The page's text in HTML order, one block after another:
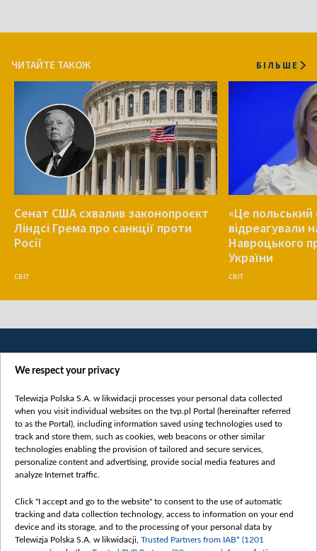
ЧИТАЙТЕ ТАКОЖ БІЛЬШЕ
Сенат США схвалив законопроєкт
Ліндсі Грема про санкції проти
Росії
СВІТ
«Це польський
відреагували
Навроцького
України
СВІТ
Категорії
Новини
Докладно
Погляд
Цікаво
We respect your privacy
Telewizja Polska S.A. w likwidacji processes your personal data collected
when you visit individual websites on the tvp.pl Portal (hereinafter referred
to as the Portal), including information saved using technologies used to
track and store them, such as cookies, web beacons or other similar
technologies enabling the provision of tailored and secure services,
personalize content and advertising, provide social media features and
analyze Internet traffic.
Click "I accept and go to the website" to consent to the use of automatic
tracking and data collection technology, access to information on your end
device and its storage, and to the processing of your personal data by
Telewizja Polska S.A. w likwidacji, Trusted Partners from IAB* (1201